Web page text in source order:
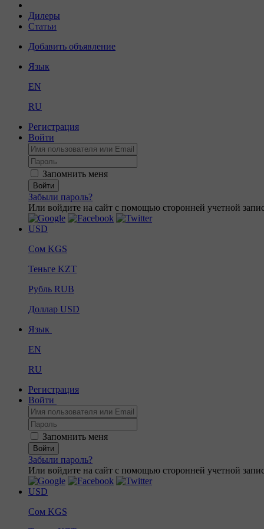
Дилеры
Статьи
Добавить объявление
Язык
EN
RU
Регистрация
Войти
Запомнить меня
Войти
Забыли пароль?
Или войдите на сайт с помощью сторонней учетной
USD
Сом KGS
Теньге KZT
Рубль RUB
Доллар USD
Язык
EN
RU
Регистрация
Войти
Запомнить меня
Войти
Забыли пароль?
Или войдите на сайт с помощью сторонней учетной
USD
Сом KGS